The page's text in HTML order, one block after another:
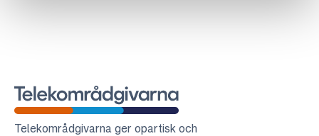
Telekområdgivarna
Telekområdgivarna ger opartisk och